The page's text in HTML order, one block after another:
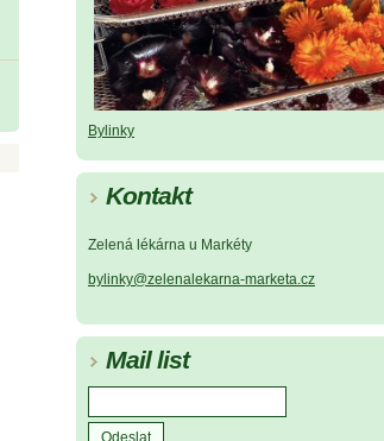
Bylinky
Kontakt
Zelená lékárna u Markéty
bylinky@zelenalekarna-marketa.cz
Mail list